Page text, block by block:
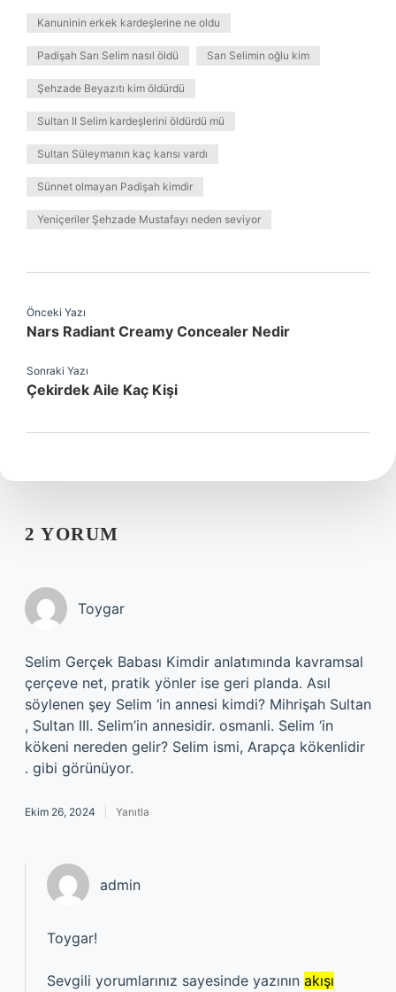
Kanuninin erkek kardeşlerine ne oldu
Padişah Sarı Selim nasıl öldü Sarı Selimin oğlu kim
Şehzade Beyazıtı kim öldürdü
Sultan II Selim kardeşlerini öldürdü mü
Sultan Süleymanın kaç karısı vardı
Sünnet olmayan Padişah kimdir
Yeniçeriler Şehzade Mustafayı neden seviyor
Önceki Yazı
Nars Radiant Creamy Concealer Nedir
Sonraki Yazı
Çekirdek Aile Kaç Kişi
2 YORUM
Toygar
Selim Gerçek Babası Kimdir anlatımında kavramsal
çerçeve net, pratik yönler ise geri planda. Asıl
söylenen şey Selim ‘in annesi kimdi? Mihrişah Sultan
, Sultan III. Selim’in annesidir. osmanli. Selim ‘in
kökeni nereden gelir? Selim ismi, Arapça kökenlidir
. gibi görünüyor.
Ekim 26, 2024 Yanıtla
admin
Toygar!
Sevgili yorumlarınız sayesinde yazının akışı